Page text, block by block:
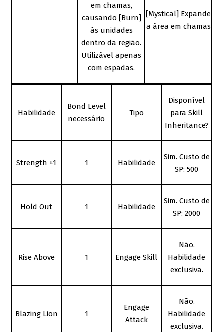
em chamas,
causando [Burn]
às unidades
dentro da região.
Utilizável apenas
com espadas.
[Mystical] Expande
a área em chamas
Habilidade
Bond Level
necessário
Tipo
Disponível
para Skill
Inheritance?
Strength +1 1 Habilidade
Sim. Custo de
SP: 500
Hold Out 1 Habilidade
Sim. Custo de
SP: 2000
Rise Above 1 Engage Skill
Não.
Habilidade
exclusiva.
Blazing Lion 1
Engage
Attack
Não.
Habilidade
exclusiva.